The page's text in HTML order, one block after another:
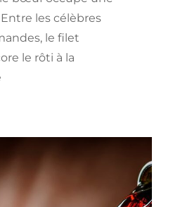
les célèbres
le filet
le rôti à la